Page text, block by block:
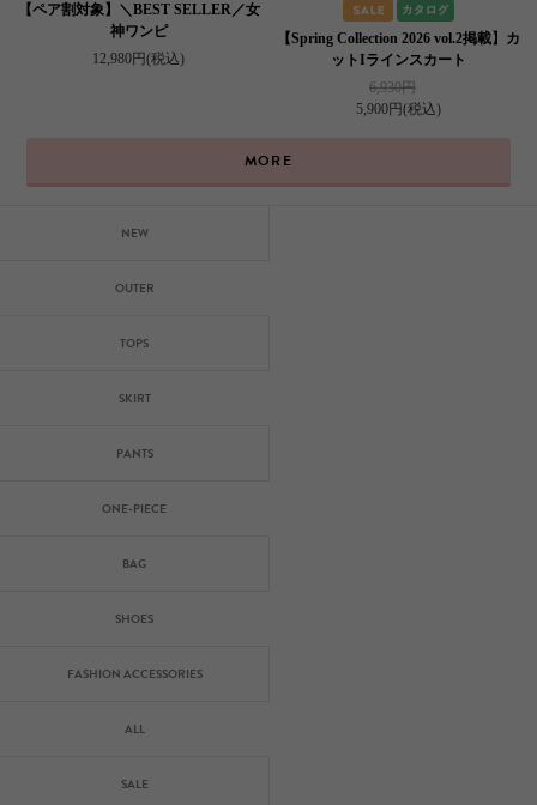
【ペア割対象】＼BEST SELLER／女
神ワンピ
12,980円(税込)
【Spring Collection 2026 vol.2掲載】カ
ットIラインスカート
6,930円
5,900円(税込)
MORE
NEW
OUTER
TOPS
SKIRT
PANTS
ONE-PIECE
BAG
SHOES
FASHION ACCESSORIES
ALL
SALE